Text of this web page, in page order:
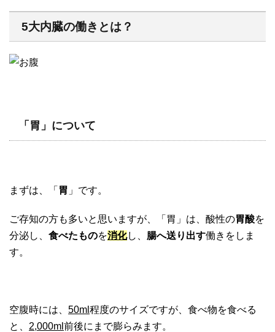
5大内臓の働きとは？
「胃」について
まずは、「 胃 」です。
ご存知の方も多いと思いますが、「胃」は、酸性の胃酸を
分泌し、 食べたものを消化し、 腸へ送り出す働きをしま
す。
空腹時には、 50ml 程度のサイズですが、食べ物を食べる
と、 2,000ml 前後にまで膨らみます。